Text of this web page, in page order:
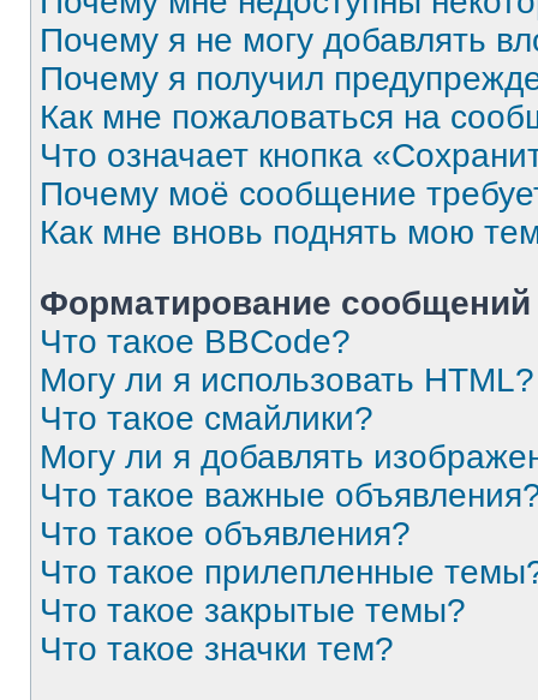
Почему я не могу добавлять
Почему я получил
Как мне пожаловаться на
Что означает кнопка
Почему моё сообщение
Как мне вновь поднять мою
Форматирование
Что такое BBCode?
Могу ли я использовать HTML?
Что такое смайлики?
Могу ли я добавлять
Что такое важные
Что такое объявления?
Что такое прилепленные
Что такое закрытые темы?
Что такое значки тем?